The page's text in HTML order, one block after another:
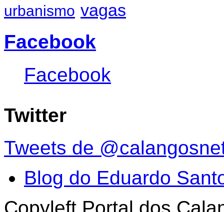
urbanismo vagas
Facebook
Facebook
Twitter
Tweets de
Blog do Eduardo